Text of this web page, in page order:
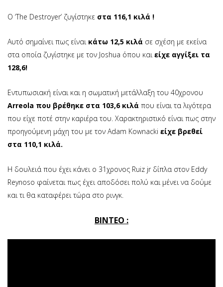
O ‘The Destroyer’ ζυγίστηκε στα 116,1 κιλά !
Αυτό σημαίνει πως είναι κάτω 12,5 κιλά σε σχέση με εκείνα
στα οποία ζυγίστηκε με τον Joshua όπου και είχε αγγίξει τα
128,6!
Εντυπωσιακή είναι και η σωματική μετάλλαξη του 40χρονου
Arreola που βρέθηκε στα 103,6 κιλά που είναι τα λιγότερα
που είχε ποτέ στην καριέρα του. Χαρακτηριστικό είναι πως στην
προηγούμενη μάχη του με τον Adam Kownacki είχε βρεθεί
στα 110,1 κιλά.
Η δουλειά που έχει κάνει ο 31χρονος Ruiz jr δίπλα στον Eddy
Reynoso φαίνεται πως έχει αποδόσει πολύ και μένει να δούμε
και τι θα καταφέρει τώρα στο ρινγκ.
BINTEO :